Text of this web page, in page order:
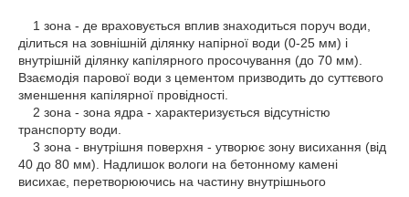
1 зона - де враховується вплив знаходиться поруч води,
ділиться на зовнішній ділянку напірної води (0-25 мм) і
внутрішній ділянку капілярного просочування (до 70 мм).
Взаємодія парової води з цементом призводить до суттєвого
зменшення капілярної провідності.
2 зона - зона ядра - характеризується відсутністю
транспорту води.
3 зона - внутрішня поверхня - утворює зону висихання (від
40 до 80 мм). Надлишок вологи на бетонному камені
висихає, перетворюючись на частину внутрішнього